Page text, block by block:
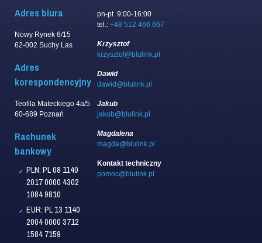
Adres biura
Nowy Rynek 6/15
62-002 Suchy Las
Adres
korespondencyjny
Teofila Mateckiego 4a/5
60-689 Poznań
Rachunek
bankowy
PLN: PL 08 1140
2017 0000 4302
1084 9810
EUR: PL 13 1140
2004 0000 3712
1584 7159
pn-pt 9:00-16:00
tel.: +48 512 466 667
Krzysztof
krzysztof@blulink.pl
Dawid
dawid@blulink.pl
Jakub
jakub@blulink.pl
Magdalena
magda@blulink.pl
Kontakt techniczny
pomoc@blulink.pl